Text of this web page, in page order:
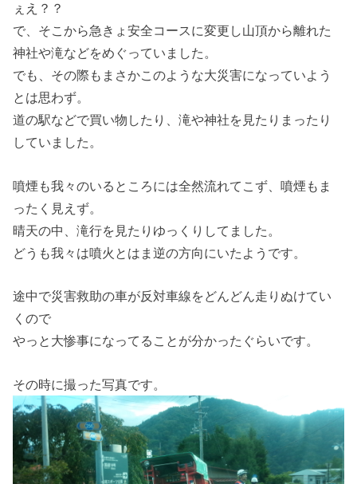
ぇえ？？
で、そこから急きょ安全コースに変更し山頂から離れた
神社や滝などをめぐっていました。
でも、その際もまさかこのような大災害になっていよう
とは思わず。
道の駅などで買い物したり、滝や神社を見たりまったり
していました。
噴煙も我々のいるところには全然流れてこず、噴煙もま
ったく見えず。
晴天の中、滝行を見たりゆっくりしてました。
どうも我々は噴火とはま逆の方向にいたようです。
途中で災害救助の車が反対車線をどんどん走りぬけてい
くので
やっと大惨事になってることが分かったぐらいです。
その時に撮った写真です。